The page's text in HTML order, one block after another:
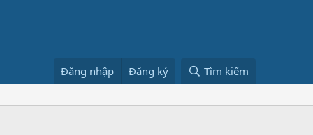
Đăng nhập Đăng ký Tìm kiếm